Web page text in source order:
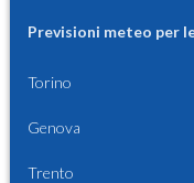
Previsioni meteo per
Torino
Genova
Trento